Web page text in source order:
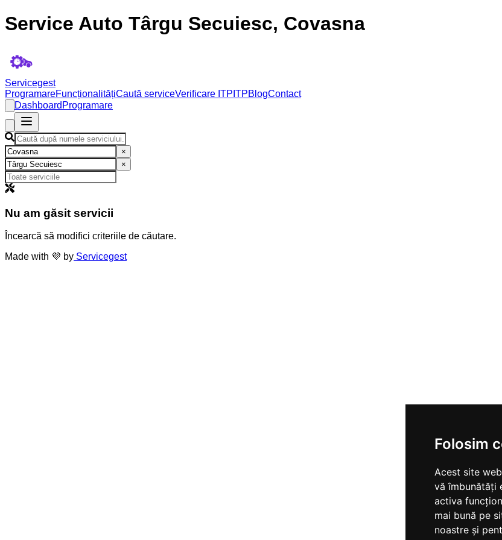
Folosim
Acest site
vă îmbunătăți
activa
mai bună pe
noastre și
Service Auto Târgu Secuiesc, Covasna
Servicegest
ProgramareFuncționalitățiCaută serviceVerificare ITP ITPBlogContact
Dashboard Programare
×
×
Nu am găsit servicii
Încearcă să modifici criteriile de căutare.
Made with 💜 by Servicegest